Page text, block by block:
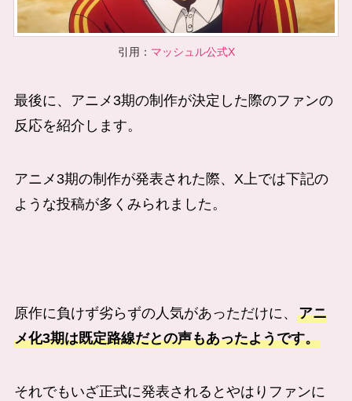
引用： マッシュル公式X
最後に、アニメ3期の制作が決定した際のファンの
反応を紹介します。
アニメ3期の制作が発表された際、X上では下記の
ような投稿が多くみられました。
原作に負けず劣らずの人気があっただけに、 アニ
メ化3期は既定路線だとの声もあったようです。
それでもいざ正式に発表されるとやはりファンに